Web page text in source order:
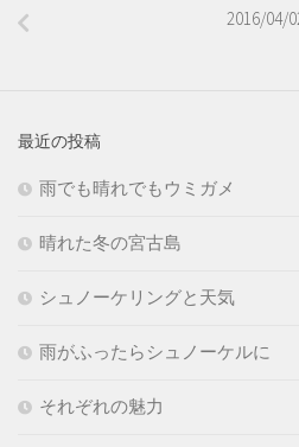
2016/04/
最近の投稿
雨でも晴れでもウミガメ
晴れた冬の宮古島
シュノーケリングと天気
雨がふったらシュノーケルに
それぞれの魅力